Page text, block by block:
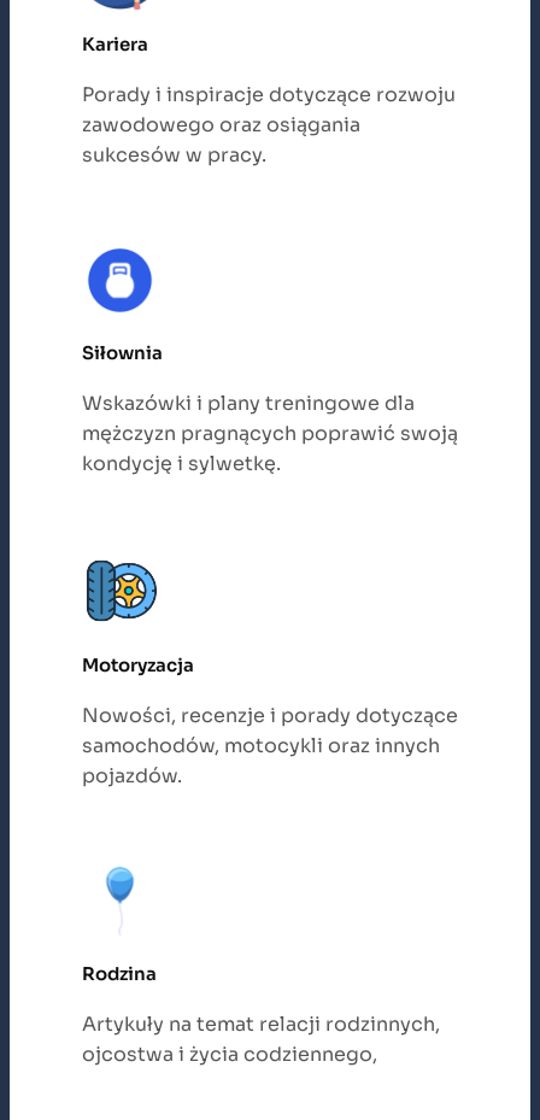
Kariera
Porady i inspiracje dotyczące rozwoju
zawodowego oraz osiągania
sukcesów w pracy.
Siłownia
Wskazówki i plany treningowe dla
mężczyzn pragnących poprawić swoją
kondycję i sylwetkę.
Motoryzacja
Nowości, recenzje i porady dotyczące
samochodów, motocykli oraz innych
pojazdów.
Rodzina
Artykuły na temat relacji rodzinnych,
ojcostwa i życia codziennego,